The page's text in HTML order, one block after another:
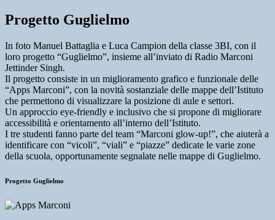
Progetto Guglielmo
In foto Manuel Battaglia e Luca Campion della classe 3BI, con il
loro progetto “Guglielmo”, insieme all’inviato di Radio Marconi
Jettinder Singh.
Il progetto consiste in un miglioramento grafico e funzionale delle
“Apps Marconi”, con la novità sostanziale delle mappe dell’Istituto
che permettono di visualizzare la posizione di aule e settori.
Un approccio eye-friendly e inclusivo che si propone di migliorare
accessibilità e orientamento all’interno dell’Istituto.
I tre studenti fanno parte del team “Marconi glow-up!”, che aiuterà a
identificare con “vicoli”, “viali” e “piazze” dedicate le varie zone
della scuola, opportunamente segnalate nelle mappe di Guglielmo.
Progetto Guglielmo